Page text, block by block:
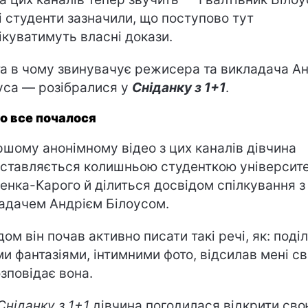
студенти зазначили, що поступово тут
власні докази.
в чому звинувачує режисера та викладача
— розібралися у Сніданку з 1+1.
все почалося
анонімному відео з цих каналів дівчина
колишньою студенткою
Карого й ділиться досвідом спілкування з
Андрієм Білоусом.
він почав активно писати такі речі, як:
фантазіями, інтимними фото, відсилав мені
вона.